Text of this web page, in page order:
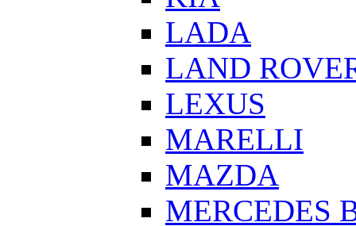
LADA
LAND
LEXUS
MARELLI
MAZDA
MERCEDES